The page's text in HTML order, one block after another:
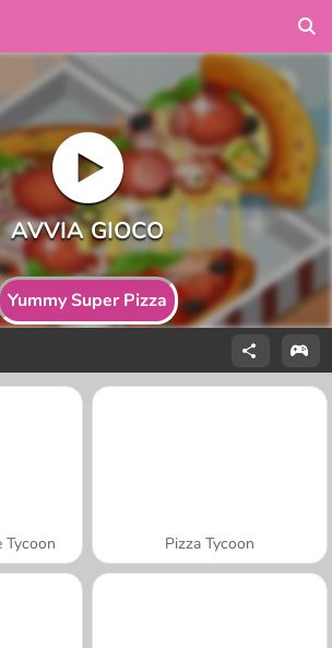
Yummy Super Pizza
Tycoon Pizza Tycoon